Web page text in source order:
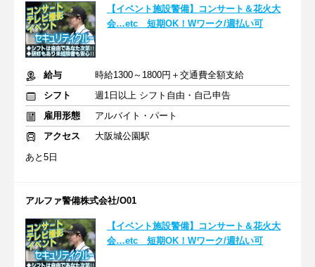
【イベント施設警備】コンサート＆花火大
会…etc 短期OK！Wワーク/週払い可
給与
時給1300～1800円＋交通費全額支給
シフト
週1日以上 シフト自由・自己申告
雇用形態
アルバイト・パート
アクセス
大阪城公園駅
あと5日
アルファ警備株式会社/O01
【イベント施設警備】コンサート＆花火大
会…etc 短期OK！Wワーク/週払い可